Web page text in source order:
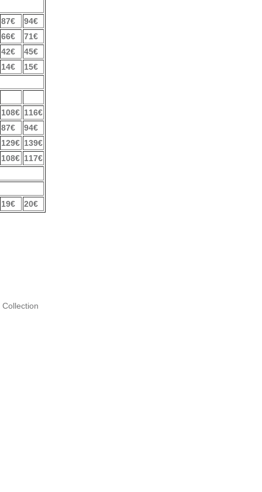
87€
94€
66€
71€
42€
45€
14€
15€
108€ 116€
87€
94€
129€ 139€
108€ 117€
19€ 20€